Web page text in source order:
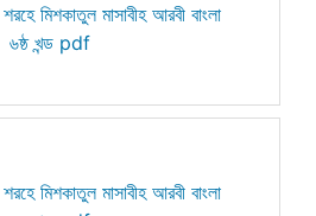
মিশকাতুল মাসাবীহ আরবী বাংলা
৬ষ্ঠ খন্ড pdf
মিশকাতুল মাসাবীহ আরবী বাংলা